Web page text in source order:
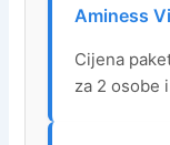
Aminess
Cijena
za 2 osobe